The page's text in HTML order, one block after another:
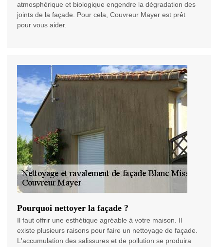
atmosphérique et biologique engendre la dégradation des
joints de la façade. Pour cela, Couvreur Mayer est prêt
pour vous aider.
Pourquoi nettoyer la façade ?
Il faut offrir une esthétique agréable à votre maison. Il
existe plusieurs raisons pour faire un nettoyage de façade.
L'accumulation des salissures et de pollution se produira